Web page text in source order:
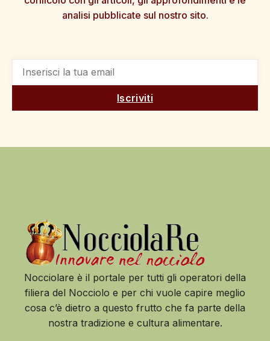
analisi pubblicate sul nostro sito.
Iscriviti
Nocciolare è il portale per tutti gli operatori della
filiera del Nocciolo e per chi vuole capire meglio
cosa c’è dietro a questo frutto che fa parte della
nostra tradizione e cultura alimentare.